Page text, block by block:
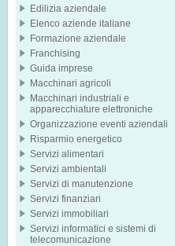
Edilizia aziendale
Elenco aziende italiane
Formazione aziendale
Franchising
Guida imprese
Macchinari agricoli
Macchinari industriali e
apparecchiature elettroniche
Organizzazione eventi aziendali
Risparmio energetico
Servizi alimentari
Servizi ambientali
Servizi di manutenzione
Servizi finanziari
Servizi immobiliari
Servizi informatici e sistemi di
telecomunicazione